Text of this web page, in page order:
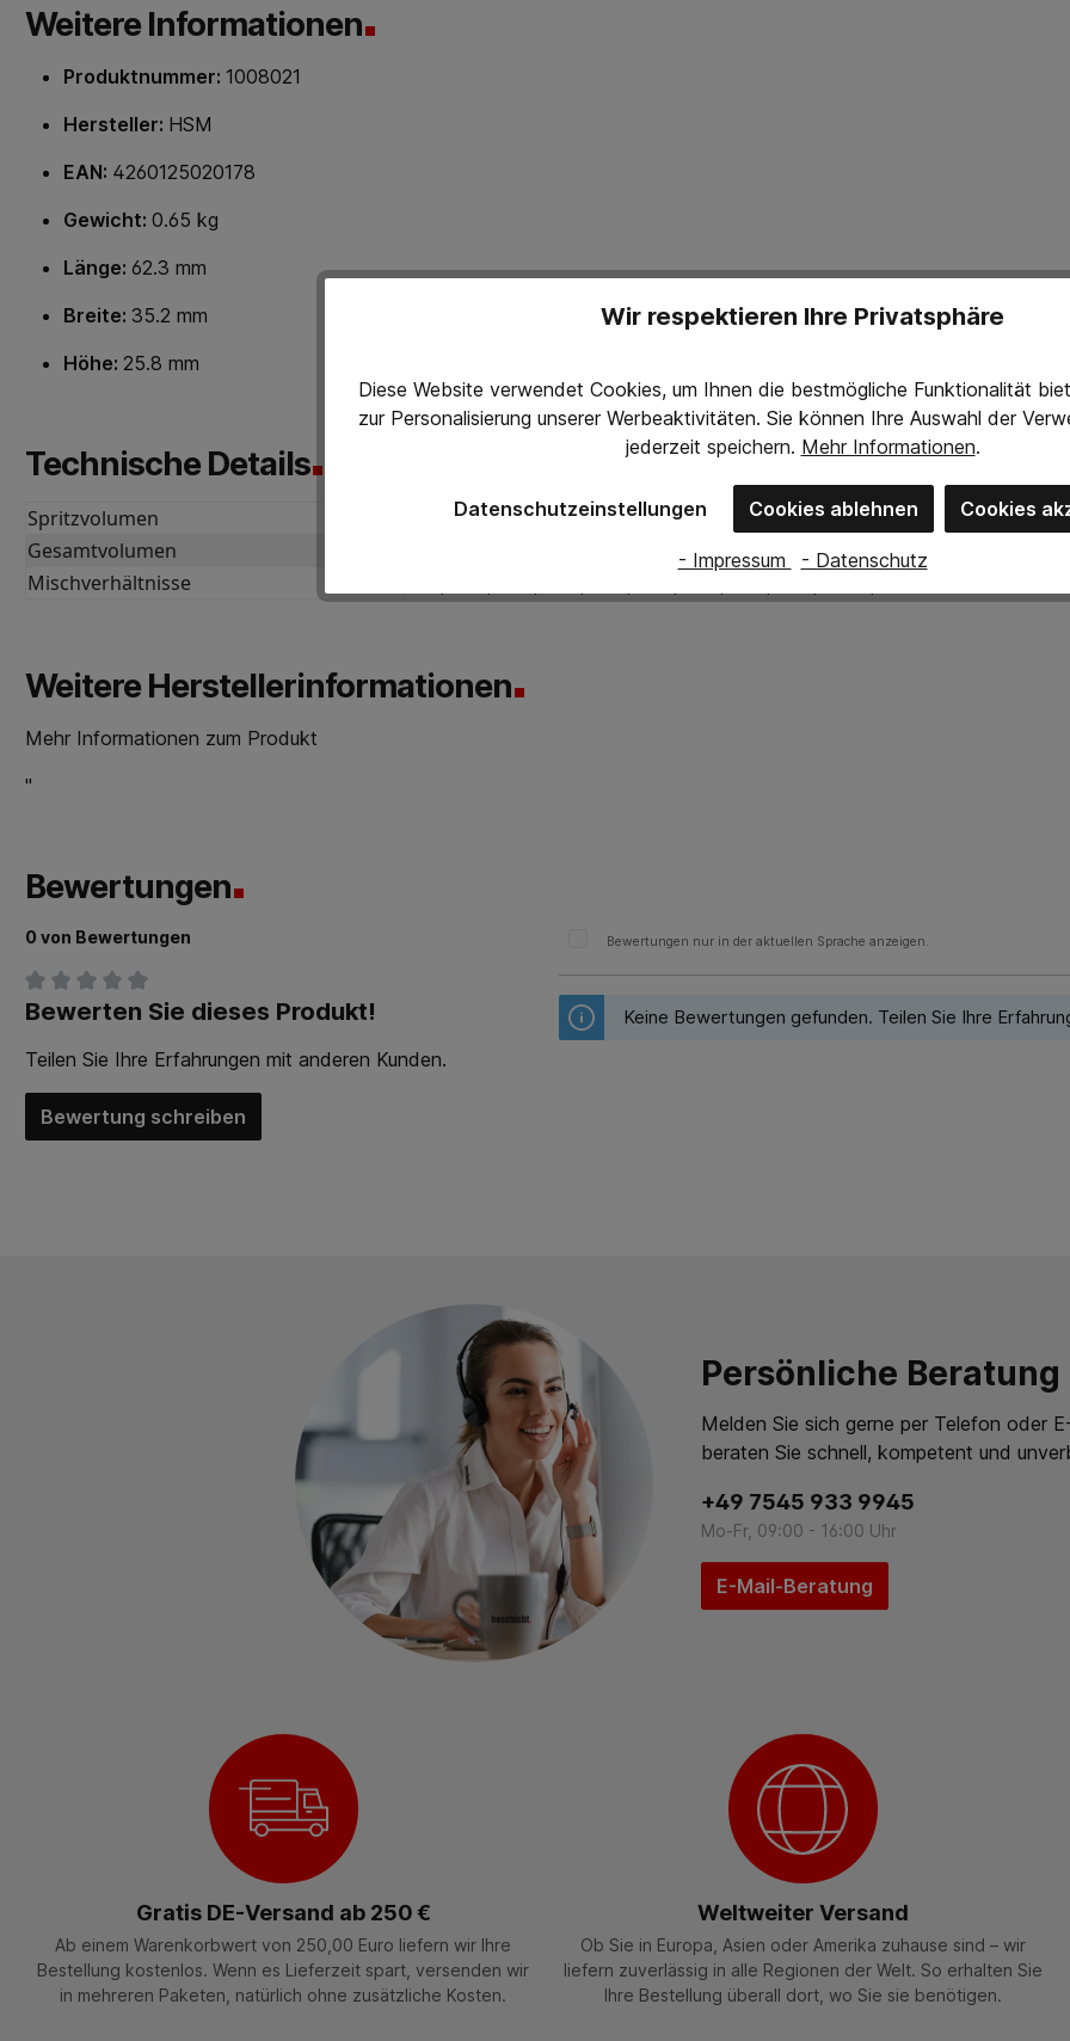
Weitere Informationen
Produktnummer: 1008021
Hersteller: HSM
EAN: 4260125020178
Gewicht: 0.65 kg
Länge: 62.3 mm
Breite: 35.2 mm
Höhe: 25.8 mm
Technische Details
Spritzvolumen
ca. 300 ml
Gesamtvolumen
Mischverhältnisse
Weitere Herstellerinformationen
Mehr Informationen zum Produkt
"
Bewertungen
0 von Bewertungen
Durchschnittliche Bewertung von 0 von 5 Sternen
Bewerten Sie dieses Produkt!
Teilen Sie Ihre Erfahrungen mit anderen Kunden.
Bewertung schreiben
Bewertungen nur in der aktuellen Sprache anzeigen.
Keine Bewertungen gefunden. Teilen Sie Ihre
Persönliche Beratung
Melden Sie sich gerne per Telefon oder
beraten Sie schnell, kompetent und
+49 7545 933 9945
Mo-Fr, 09:00 - 16:00 Uhr
E-Mail-Beratung
Gratis DE-Versand ab 250 €
Ab einem Warenkorbwert von 250,00 Euro liefern wir Ihre
Bestellung kostenlos. Wenn es Lieferzeit spart, versenden wir
in mehreren Paketen, natürlich ohne zusätzliche Kosten.
Weltweiter Versand
Ob Sie in Europa, Asien oder Amerika zuhause sind – wir
liefern zuverlässig in alle Regionen der Welt. So erhalten Sie
Ihre Bestellung überall dort, wo Sie sie benötigen.
Wir respektieren Ihre Privatsphäre
Diese Website verwendet Cookies, um Ihnen die bestmögliche Funktionalität
zur Personalisierung unserer Werbeaktivitäten. Sie können Ihre Auswahl der
jederzeit speichern. Mehr Informationen.
Datenschutzeinstellungen Cookies ablehnen Cookies
- Impressum - Datenschutz